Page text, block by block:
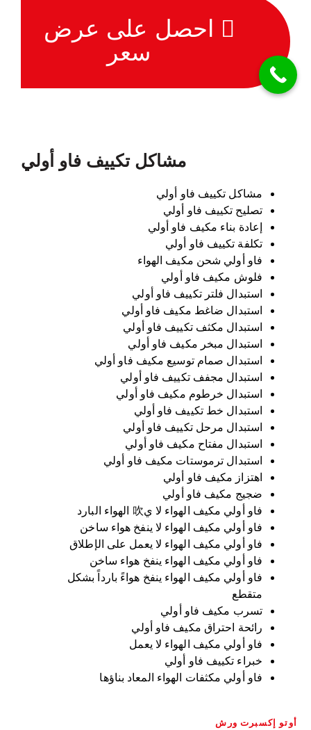
احصل على عرض
سعر
مشاكل تكييف فاو أولي
مشاكل تكييف فاو أولي
تصليح تكييف فاو أولي
إعادة بناء مكيف فاو أولي
تكلفة تكييف فاو أولي
فاو أولي شحن مكيف الهواء
فلوش مكيف فاو أولي
استبدال فلتر تكييف فاو أولي
استبدال ضاغط مكيف فاو أولي
استبدال مكثف تكييف فاو أولي
استبدال مبخر مكيف فاو أولي
استبدال صمام توسيع مكيف فاو أولي
استبدال مجفف تكييف فاو أولي
استبدال خرطوم مكيف فاو أولي
استبدال خط تكييف فاو أولي
استبدال مرحل تكييف فاو أولي
استبدال مفتاح مكيف فاو أولي
استبدال ترموستات مكيف فاو أولي
اهتزاز مكيف فاو أولي
ضجيج مكيف فاو أولي
فاو أولي مكيف الهواء لا ي吹 الهواء البارد
فاو أولي مكيف الهواء لا ينفخ هواء ساخن
فاو أولي مكيف الهواء لا يعمل على الإطلاق
فاو أولي مكيف الهواء ينفخ هواء ساخن
فاو أولي مكيف الهواء ينفخ هواءً بارداً بشكل
متقطع
تسرب مكيف فاو أولي
رائحة احتراق مكيف فاو أولي
فاو أولي مكيف الهواء لا يعمل
خبراء تكييف فاو أولي
فاو أولي مكثفات الهواء المعاد بناؤها
أوتو إكسبرت ورش